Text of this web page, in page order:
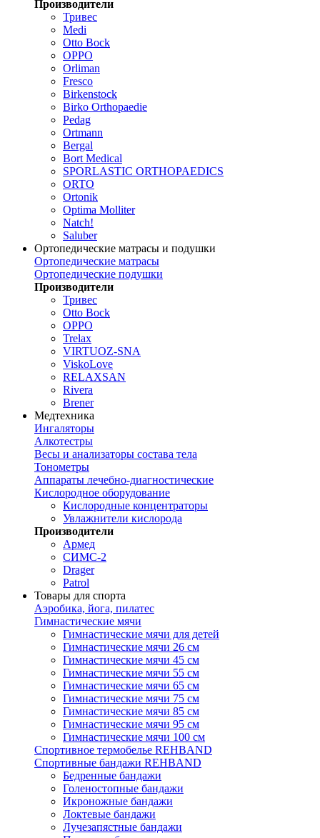
Производители
Тривес
Medi
Otto Bock
OPPO
Orliman
Fresco
Birkenstock
Birko Orthopaedie
Pedag
Ortmann
Bergal
Bort Medical
SPORLASTIC ORTHOPAEDICS
ORTO
Ortonik
Optima Molliter
Natch!
Saluber
Ортопедические матрасы и подушки
Ортопедические матрасы
Ортопедические подушки
Производители
Тривес
Otto Bock
OPPO
Trelax
VIRTUOZ-SNA
ViskoLove
RELAXSAN
Rivera
Brener
Медтехника
Ингаляторы
Алкотестры
Весы и анализаторы состава тела
Тонометры
Аппараты лечебно-диагностические
Кислородное оборудование
Кислородные концентраторы
Увлажнители кислорода
Производители
Армед
СИМС-2
Drager
Patrol
Товары для спорта
Аэробика, йога, пилатес
Гимнастические мячи
Гимнастические мячи для детей
Гимнастические мячи 26 см
Гимнастические мячи 45 см
Гимнастические мячи 55 см
Гимнастические мячи 65 см
Гимнастические мячи 75 см
Гимнастические мячи 85 см
Гимнастические мячи 95 см
Гимнастические мячи 100 см
Спортивное термобелье REHBAND
Спортивные бандажи REHBAND
Бедренные бандажи
Голеностопные бандажи
Икроножные бандажи
Локтевые бандажи
Лучезапястные бандажи